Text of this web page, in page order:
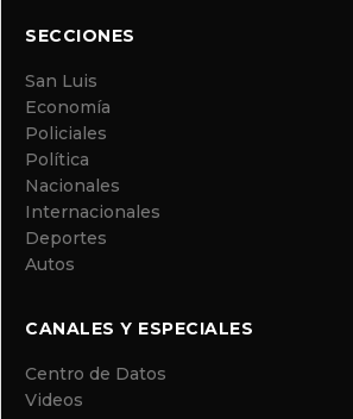
SECCIONES
San Luis
Economía
Policiales
Política
Nacionales
Internacionales
Deportes
Autos
CANALES Y ESPECIALES
Centro de Datos
Videos